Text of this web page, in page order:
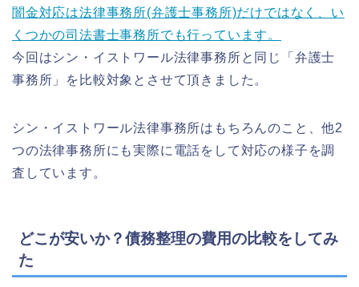
闇金対応は法律事務所(弁護士事務所)だけではなく、い
くつかの司法書士事務所でも行っています。
今回はシン・イストワール法律事務所と同じ「弁護士
事務所」を比較対象とさせて頂きました。
シン・イストワール法律事務所はもちろんのこと、他2
つの法律事務所にも実際に電話をして対応の様子を調
査しています。
どこが安いか？債務整理の費用の比較をしてみ
た